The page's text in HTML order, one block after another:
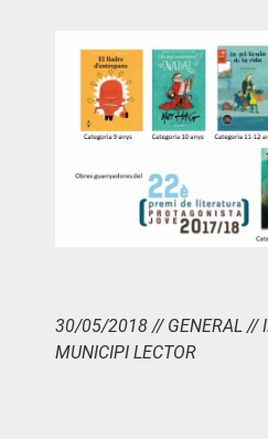
30/05/2018 // GENERAL //
MUNICIPI LECTOR